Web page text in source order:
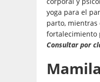
yoga para el
parto, mientras
fortalecimiento
Consultar por